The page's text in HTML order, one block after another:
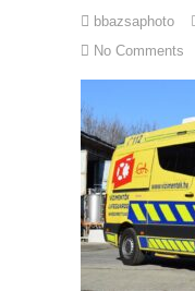
bbazsaphoto
No Comments